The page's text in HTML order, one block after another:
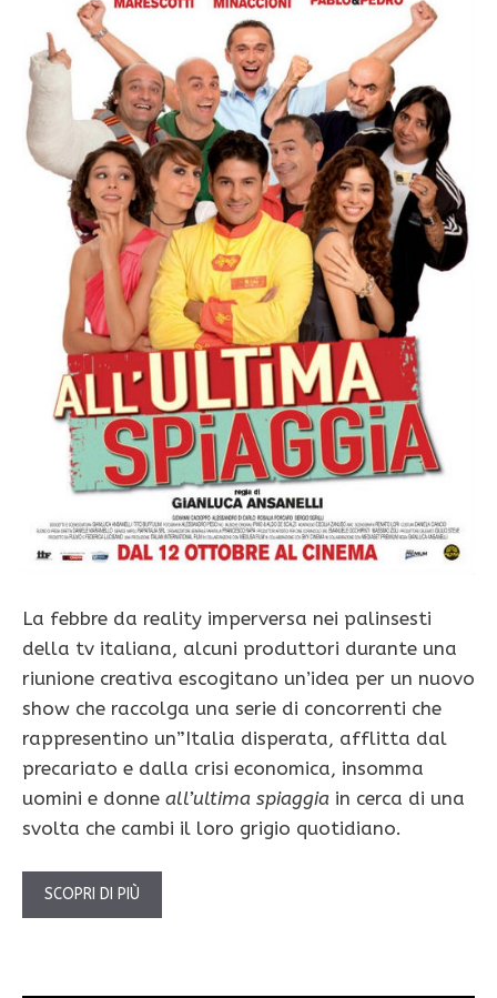
La febbre da reality imperversa nei palinsesti
della tv italiana, alcuni produttori durante una
riunione creativa escogitano un’idea per un nuovo
show che raccolga una serie di concorrenti che
rappresentino un”Italia disperata, afflitta dal
precariato e dalla crisi economica, insomma
uomini e donne all’ultima spiaggia in cerca di una
svolta che cambi il loro grigio quotidiano.
SCOPRI DI PIÙ